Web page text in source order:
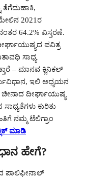
2021ರ
64.2% ವಿಸ್ತರಣೆ.
ಪವಿತ್ರ
ಸಾಧ್ಯ
– ಮಾನವ ಕ್ಲಿನಿಕಲ್
ಇಲಿ ಅಧ್ಯಯನ
ದೀರ್ಘಾಯುಷ್ಯ
ಕುರಿತು
ನಮ್ಮ ಟೆಲಿಗ್ರಾಂ
ಮಾಡಿ
ಹೇಗೆ?
ಪಾಲಿಫೀನಾಲ್